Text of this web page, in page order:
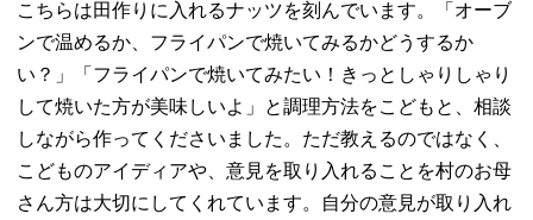
こちらは田作りに入れるナッツを刻んでいます。「オーブ
ンで温めるか、フライパンで焼いてみるかどうするか
い？」「フライパンで焼いてみたい！きっとしゃりしゃり
して焼いた方が美味しいよ」と調理方法をこどもと、相談
しながら作ってくださいました。ただ教えるのではなく、
こどものアイディアや、意見を取り入れることを村のお母
さん方は大切にしてくれています。自分の意見が取り入れ